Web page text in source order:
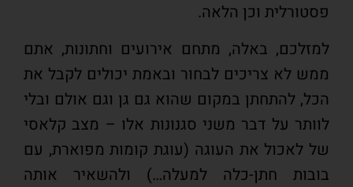
פסטורלית וכן הלאה.
למזלכם, באלה, מתחם אירועים וחתונות, אתם
ממש לא צריכים לבחור ובאמת יכולים לקבל את
הכל, להתחתן במקום שהוא גם גן וגם אולם ובלי
לוותר על דבר משני סגנונות אלו – מצב קלאסי
של לאכול את העוגה (עוגת קומות מפוארת, עם
בובות חתן-כלה למעלה…) ולהשאיר אותה